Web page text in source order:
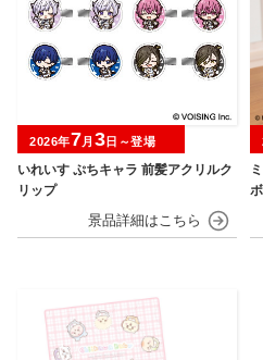
いれいす ぷちキャラ 前髪アクリルク
リップ
2026年7月 3日～登場